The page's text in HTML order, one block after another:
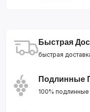
Быстрая
быстрая
Подлинные
100%